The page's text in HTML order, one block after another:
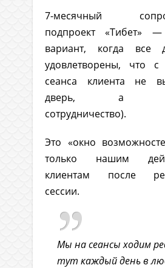
7-месячный
подпроект «Тибет»
вариант, когда все
удовлетворены, что с
сеанса клиента не
дверь, а
сотрудничество).
Это «окно
только нашим
клиентам после
сессии.
Мы на сеансы ходим
тут каждый день в